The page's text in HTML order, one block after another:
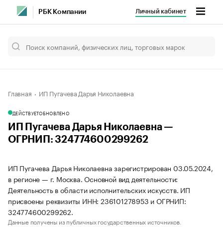
РБК Компании Личный кабинет
Главная ИП Пугачева Дарья Николаевна
ДЕЙСТВУЕТОБНОВЛЕНО
ИП Пугачева Дарья Николаевна —
ОГРНИП: 324774600299262
ИП Пугачева Дарья Николаевна зарегистрирован 03.05.2024,
в регионе — г. Москва. Основной вид деятельности:
Деятельность в области исполнительских искусств. ИП
присвоены реквизиты ИНН: 236101278953 и ОГРНИП:
324774600299262.
Данные получены из публичных государственных источников.